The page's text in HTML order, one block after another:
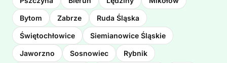
Bytom Zabrze Ruda Śląska
Świętochłowice Siemianowice Śląskie
Jaworzno Sosnowiec Rybnik